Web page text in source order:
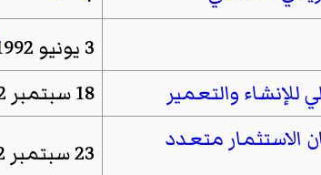
3 يونيو 1992
للإنشاء والتعمير 18 سبتمبر 1992
الاستثمار متعدد
23 سبتمبر 1992